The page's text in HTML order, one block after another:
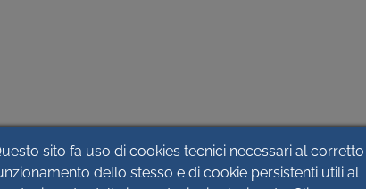
sito fa uso di cookies tecnici necessari al corretto
dello stesso e di cookie persistenti utili al